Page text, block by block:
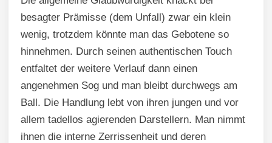
besagter Prämisse (dem Unfall) zwar ein klein
wenig, trotzdem könnte man das Gebotene so
hinnehmen. Durch seinen authentischen Touch
entfaltet der weitere Verlauf dann einen
angenehmen Sog und man bleibt durchwegs am
Ball. Die Handlung lebt von ihren jungen und vor
allem tadellos agierenden Darstellern. Man nimmt
ihnen die interne Zerrissenheit und deren